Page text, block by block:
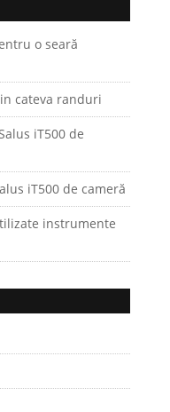
o seară
cateva randuri
iT500 de
iT500 de cameră
instrumente